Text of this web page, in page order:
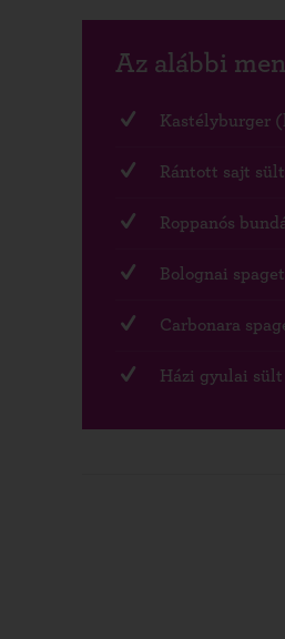
Az alábbi
Kastélyburger
Rántott sajt
Roppanós
Bolognai
Carbonara
Házi gyulai sült